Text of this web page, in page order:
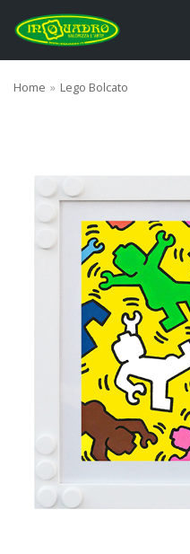
Vai
al
contenuto
Home » Lego Bolcato